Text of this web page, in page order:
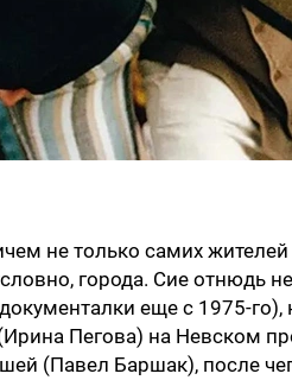
не только самих жителей
города. Сие отнюдь
еще с 1975-го),
Пегова) на Невском
(Павел Баршак), после